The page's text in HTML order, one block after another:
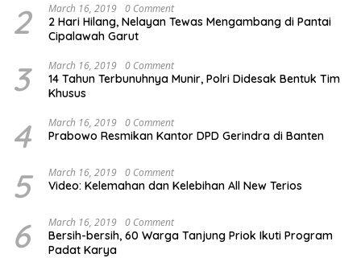
2 March 16, 2019 0 Comment
2 Hari Hilang, Nelayan Tewas Mengambang di Pantai
Cipalawah Garut
3 March 16, 2019 0 Comment
14 Tahun Terbunuhnya Munir, Polri Didesak Bentuk Tim
Khusus
4 March 16, 2019 0 Comment
Prabowo Resmikan Kantor DPD Gerindra di Banten
5 March 16, 2019 0 Comment
Video: Kelemahan dan Kelebihan All New Terios
6 March 16, 2019 0 Comment
Bersih-bersih, 60 Warga Tanjung Priok Ikuti Program
Padat Karya